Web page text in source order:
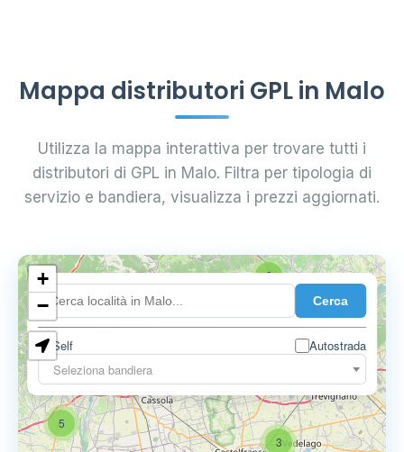
Mappa distributori GPL in Malo
Utilizza la mappa interattiva per trovare tutti i
distributori di GPL in Malo. Filtra per tipologia di
servizio e bandiera, visualizza i prezzi aggiornati.
Cerca
Self
Autostrada
Seleziona bandiera
3
2
5
6
+
−